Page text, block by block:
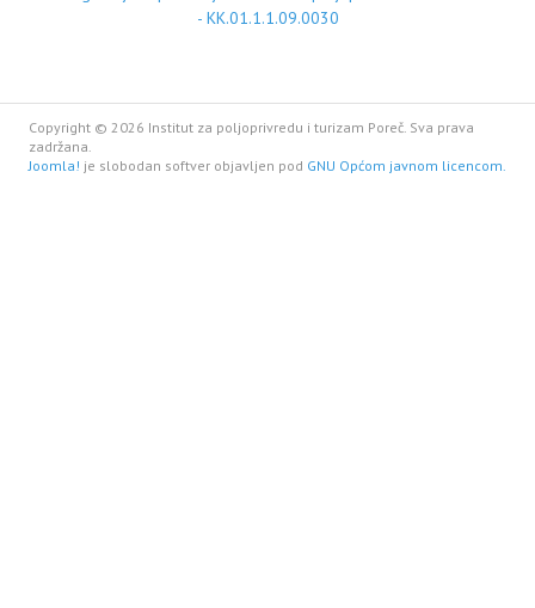
- KK.01.1.1.09.0030
Copyright © 2026 Institut za poljoprivredu i turizam Poreč. Sva prava
zadržana.
Joomla! je slobodan softver objavljen pod GNU Općom javnom licencom.